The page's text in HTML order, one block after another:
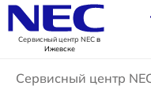
Сервисный центр NECв
Ижевске
Сервисный центр